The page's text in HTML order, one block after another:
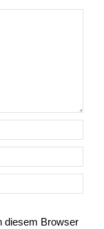
diesem Browser